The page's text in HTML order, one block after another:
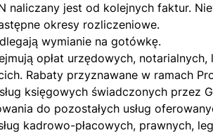
naliczany jest od kolejnych faktur.
okresy rozliczeniowe.
wymianie na gotówkę.
opłat urzędowych, notarialnych,
Rabaty przyznawane w ramach
księgowych świadczonych przez
do pozostałych usług
kadrowo-płacowych, prawnych,